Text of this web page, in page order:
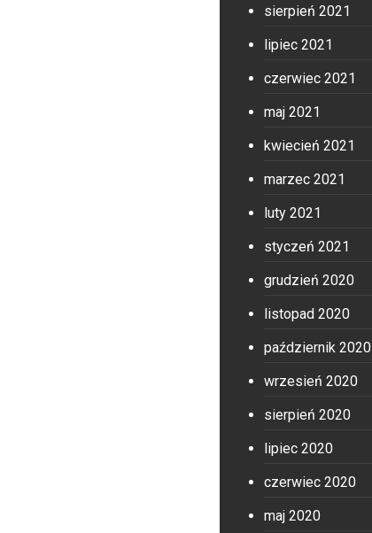
sierpień 2021
lipiec 2021
czerwiec 2021
maj 2021
kwiecień 2021
marzec 2021
luty 2021
styczeń 2021
grudzień 2020
listopad 2020
październik 2020
wrzesień 2020
sierpień 2020
lipiec 2020
czerwiec 2020
maj 2020